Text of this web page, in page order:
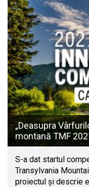
„Deasupra
montană TMF
S-a dat startul
Transylvania
proiectul și descrie